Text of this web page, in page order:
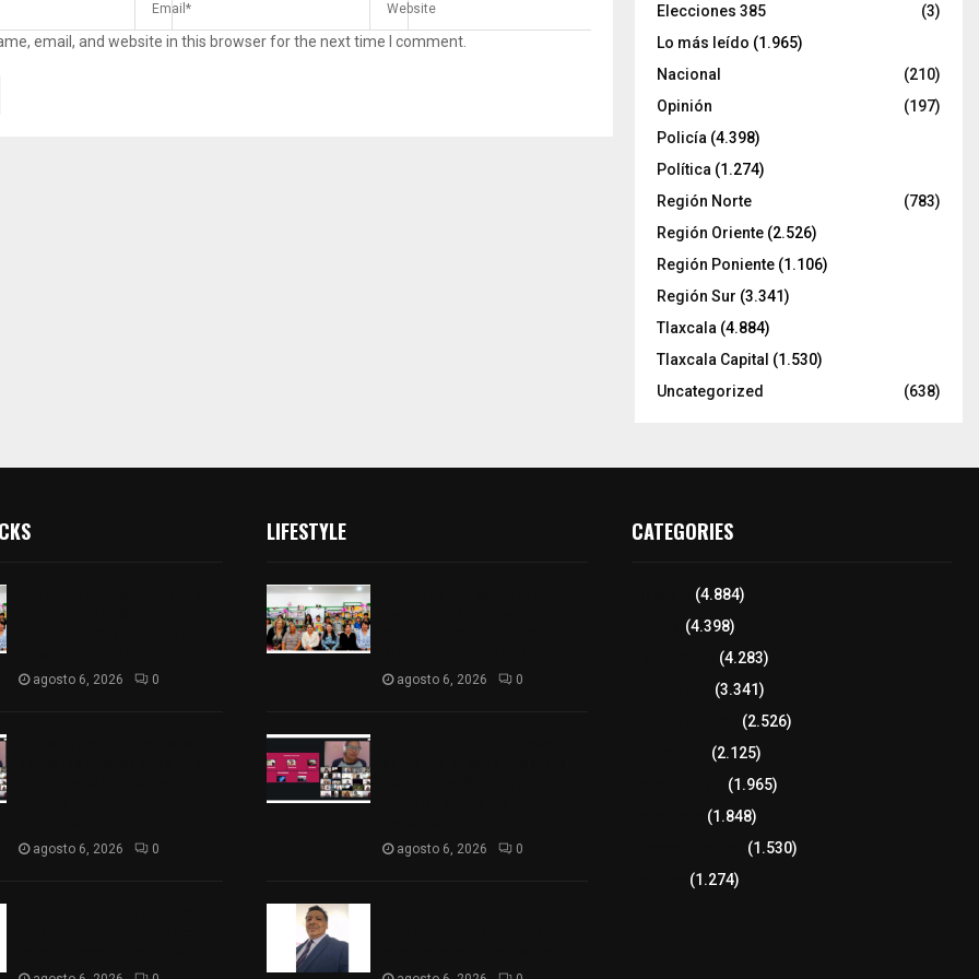
email, and website in this browser for the next time I comment.
Elecciones 385
(3)
Lo más leído (1.965)
Nacional
(210)
Opinión
(197)
Policía (4.398)
Política (1.274)
Región Norte
(783)
Región Oriente (2.526)
Región Poniente (1.106)
Región Sur (3.341)
Tlaxcala (4.884)
Tlaxcala Capital (1.530)
Uncategorized
(638)
agosto 6, 2026 0
agosto 6, 2026 0
LIFESTYLE
agosto 6, 2026 0
agosto 6, 2026 0
CATEGORIES
(4.884)
(4.398)
(4.283)
(3.341)
(2.526)
(2.125)
(1.965)
(1.848)
(1.530)
(1.274)